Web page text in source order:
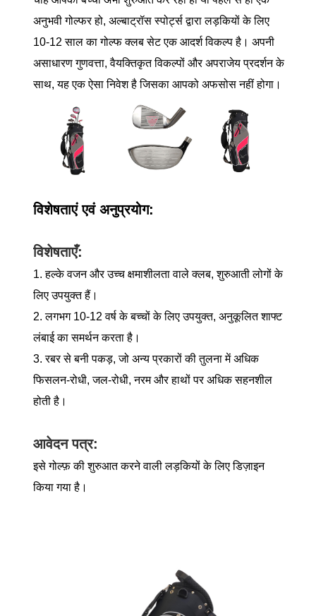
अनुभवी गोल्फर हो, अल्बाट्रॉस स्पोर्ट्स द्वारा लड़कियों के लिए
10-12 साल का गोल्फ क्लब सेट एक आदर्श विकल्प है। अपनी
असाधारण गुणवत्ता, वैयक्तिकृत विकल्पों और अपराजेय प्रदर्शन के
साथ, यह एक ऐसा निवेश है जिसका आपको अफसोस नहीं होगा।
विशेषताएं एवं अनुप्रयोग:
विशेषताएँ:
1. हल्के वजन और उच्च क्षमाशीलता वाले क्लब, शुरुआती लोगों के
लिए उपयुक्त हैं।
2. लगभग 10-12 वर्ष के बच्चों के लिए उपयुक्त, अनुकूलित शाफ्ट
लंबाई का समर्थन करता है।
3. रबर से बनी पकड़, जो अन्य प्रकारों की तुलना में अधिक
फिसलन-रोधी, जल-रोधी, नरम और हाथों पर अधिक सहनशील
होती है।
आवेदन पत्र:
इसे गोल्फ़ की शुरुआत करने वाली लड़कियों के लिए डिज़ाइन
किया गया है।